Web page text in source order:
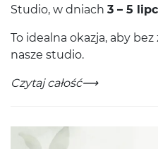
Stu­dio, w dni­ach 3 – 5
To ide­alna okazja, aby
nasze studio.
OPEN DAYS W NASZYM
-Czytaj całość